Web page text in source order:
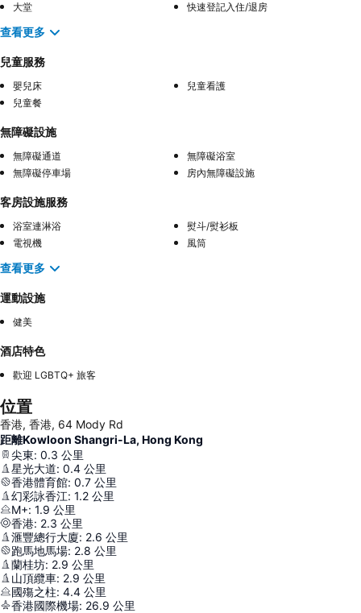
大堂 快速登記入住/退房
查看更多
兒童服務
嬰兒床
兒童看護
兒童餐
無障礙設施
無障礙通道
無障礙浴室
無障礙停車場
房內無障礙設施
客房設施服務
浴室連淋浴
熨斗/熨衫板
電視機
風筒
查看更多
運動設施
健美
酒店特色
歡迎 LGBTQ+ 旅客
位置
香港, 香港, 64 Mody Rd
距離Kowloon Shangri-La, Hong Kong
尖東: 0.3 公里
星光大道: 0.4 公里
香港體育館: 0.7 公里
幻彩詠香江: 1.2 公里
M+: 1.9 公里
香港: 2.3 公里
滙豐總行大廈: 2.6 公里
跑馬地馬場: 2.8 公里
蘭桂坊: 2.9 公里
山頂纜車: 2.9 公里
國殤之柱: 4.4 公里
香港國際機場: 26.9 公里